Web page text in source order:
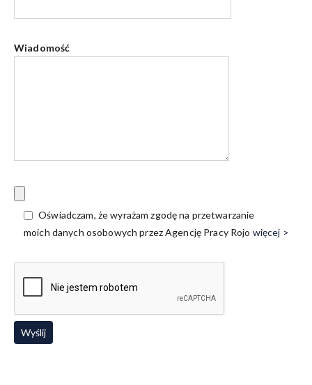
Wiadomość
Oświadczam, że wyrażam zgodę na przetwarzanie
moich danych osobowych przez Agencję Pracy Rojo więcej >